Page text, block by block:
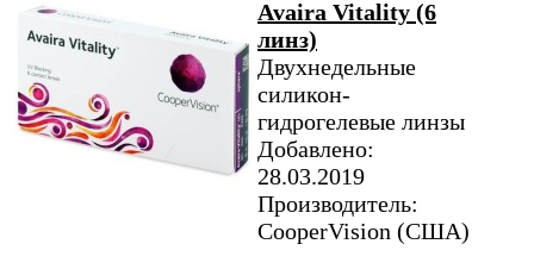
Avaira Vitality (6
линз)
Двухнедельные
силикон-
гидрогелевые линзы
Добавлено:
28.03.2019
Производитель:
CooperVision (США)